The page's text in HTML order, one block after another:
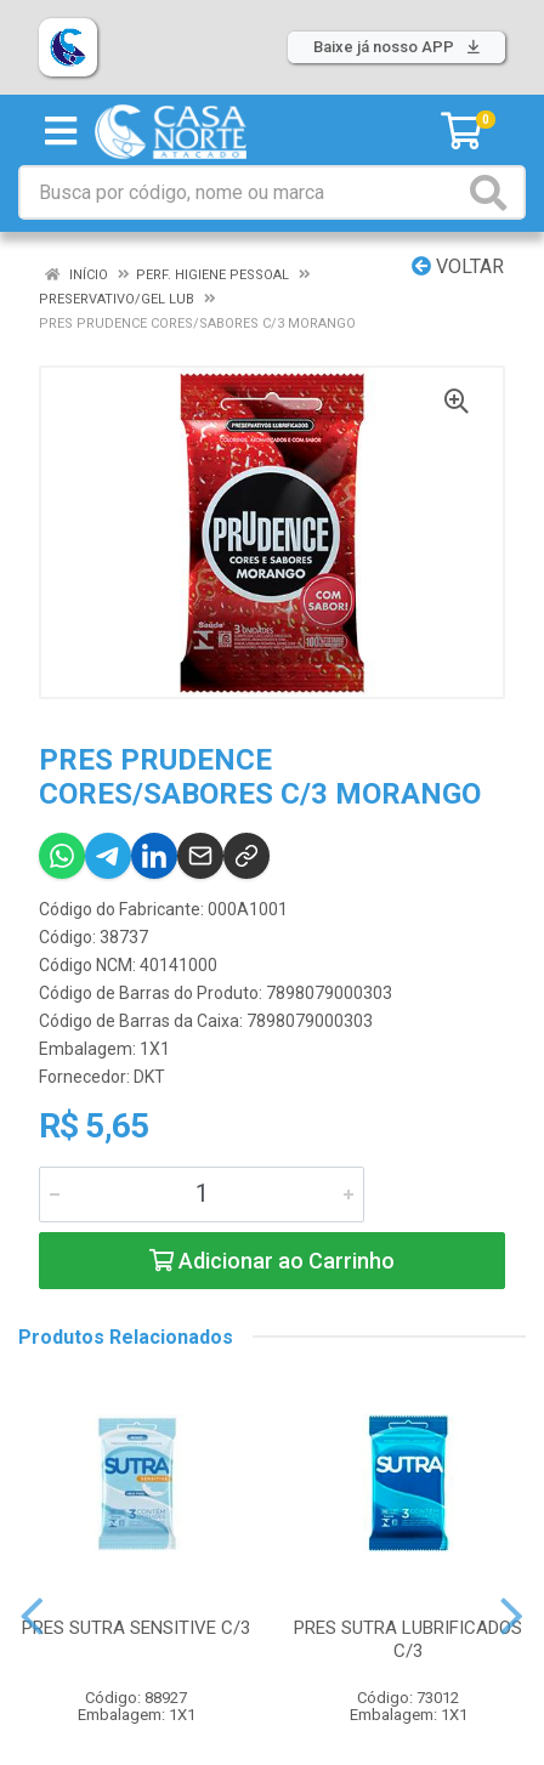
Baixe já nosso APP
0
VOLTAR
INÍCIO
PERF. HIGIENE PESSOAL
PRESERVATIVO/GEL LUB
PRES PRUDENCE CORES/SABORES C/3 MORANGO
PRES PRUDENCE
CORES/SABORES C/3 MORANGO
Código do Fabricante: 000A1001
Código: 38737
Código NCM: 40141000
Código de Barras do Produto: 7898079000303
Código de Barras da Caixa: 7898079000303
Embalagem: 1X1
Fornecedor: DKT
R$ 5,65
Adicionar ao Carrinho
Produtos Relacionados
PRES SUTRA SENSITIVE C/3
Código: 88927
Embalagem: 1X1
PRES SUTRA LUBRIFICADOS
C/3
Código: 73012
Embalagem: 1X1